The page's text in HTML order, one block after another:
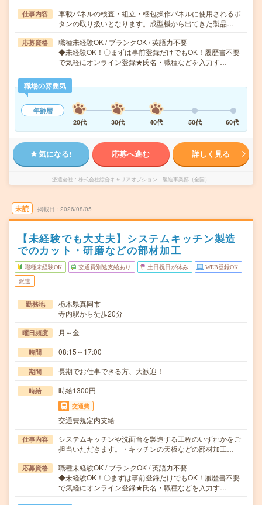
仕事内容
車載パネルの検査・組立・梱包操作パネルに使用されるボ
タンの取り扱いとなります。成型機から出てきた製品…
応募資格
職種未経験OK / ブランクOK / 英語力不要
◆未経験OK！〇まずは事前登録だけでもOK！履歴書不要
で気軽にオンライン登録★氏名・職種などを入力す…
職場の雰囲気
年齢層
20代
30代 40代 50代 60代
気になる! 応募へ進む 詳しく見る
派遣会社 株式会社綜合キャリアオプション 製造事業部（全国）
未読 掲載日 2026/08/05
【未経験でも大丈夫】システムキッチン製造
でのカット・研磨などの部材加工
職種未経験OK 交通費別途支給あり 土日祝日が休み WEB登録OK
派遣
勤務地
栃木県真岡市
寺内駅から徒歩20分
曜日頻度 月～金
時間 08:15～17:00
期間 長期でお仕事できる方、大歓迎！
時給 時給1300円
交通費
交通費規定内支給
仕事内容
システムキッチンや洗面台を製造する工程のいずれかをご
担当いただきます。・キッチンの天板などの部材加工…
応募資格
職種未経験OK / ブランクOK / 英語力不要
◆未経験OK！〇まずは事前登録だけでもOK！履歴書不要
で気軽にオンライン登録★氏名・職種などを入力す…